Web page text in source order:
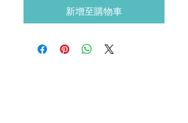
新增至購物車